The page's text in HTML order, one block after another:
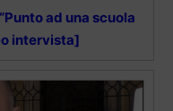
ad una scuola
intervista]